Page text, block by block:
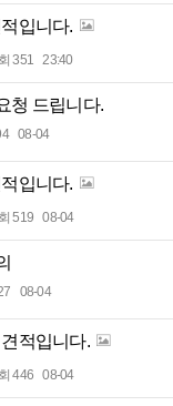
입니다.
351 23:40
청 드립니다.
08-04
입니다.
519 08-04
08-04
적입니다.
446 08-04